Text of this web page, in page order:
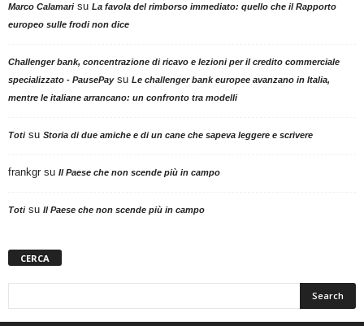
Marco Calamarisu La favola del rimborso immediato: quello che il Rapporto
europeo sulle frodi non dice
Challenger bank, concentrazione di ricavo e lezioni per il credito commerciale
specializzato - PausePaysu Le challenger bank europee avanzano in Italia,
mentre le italiane arrancano: un confronto tra modelli
Totisu Storia di due amiche e di un cane che sapeva leggere e scrivere
frankgr su Il Paese che non scende più in campo
Totisu Il Paese che non scende più in campo
CERCA